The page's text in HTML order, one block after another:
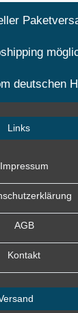
deutschen
Links
Impressum
AGB
Kontakt